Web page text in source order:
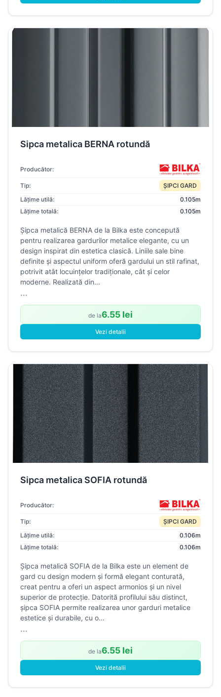
Sipca metalica BERNA rotundă
Producător:
Tip:
ȘIPCI GARD
Lățime utilă:
0.105m
Lățime totală:
0.105m
Șipca metalică BERNA de la Bilka este concepută
pentru realizarea gardurilor metalice elegante, cu un
design inspirat din estetica clasică. Liniile sale bine
definite și aspectul uniform oferă gardului un stil rafinat,
potrivit atât locuințelor tradiționale, cât și celor
moderne. Realizată din...
...
de la6.55 lei
Vezi detalii
Sipca metalica SOFIA rotundă
Producător:
Tip:
ȘIPCI GARD
Lățime utilă:
0.106m
Lățime totală:
0.106m
Șipca metalică SOFIA de la Bilka este un element de
gard cu design modern și formă elegant conturată,
creat pentru a oferi un aspect armonios și un nivel
superior de protecție. Datorită profilului său distinct,
șipca SOFIA permite realizarea unor garduri metalice
estetice și durabile, cu o...
...
de la6.55 lei
Vezi detalii